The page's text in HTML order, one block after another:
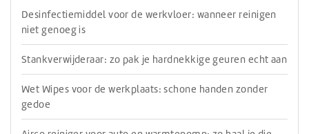
Desinfectiemiddel voor de werkvloer: wanneer reinigen
niet genoeg is
Stankverwijderaar: zo pak je hardnekkige geuren echt aan
Wet Wipes voor de werkplaats: schone handen zonder
gedoe